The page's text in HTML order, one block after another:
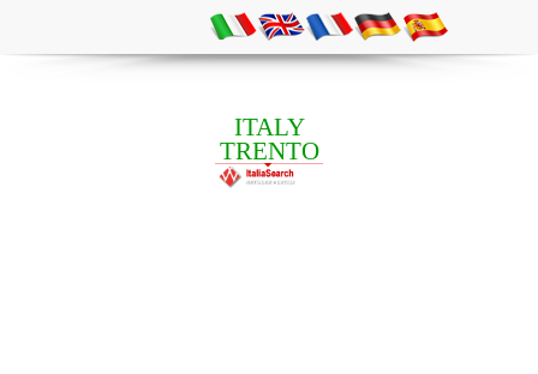
ITALY
TRENTO